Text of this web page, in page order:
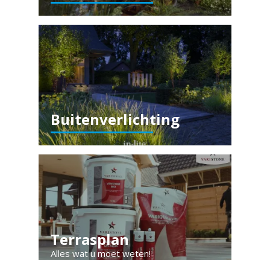
Buitenverlichting
Terrasplan
Alles wat u moet weten!